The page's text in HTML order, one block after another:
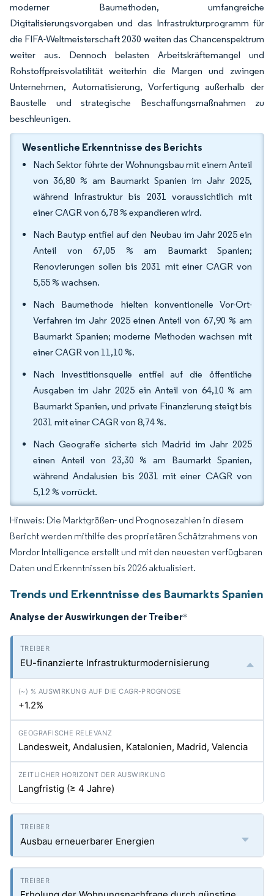
moderner Baumethoden, umfangreiche
Digitalisierungsvorgaben und das Infrastrukturprogramm für
die FIFA-Weltmeisterschaft 2030 weiten das Chancenspektrum
weiter aus. Dennoch belasten Arbeitskräftemangel und
Rohstoffpreisvolatilität weiterhin die Margen und zwingen
Unternehmen, Automatisierung, Vorfertigung außerhalb der
Baustelle und strategische Beschaffungsmaßnahmen zu
beschleunigen.
Wesentliche Erkenntnisse des Berichts
Nach Sektor führte der Wohnungsbau mit einem Anteil
von 36,80 % am Baumarkt Spanien im Jahr 2025,
während Infrastruktur bis 2031 voraussichtlich mit
einer CAGR von 6,78 % expandieren wird.
Nach Bautyp entfiel auf den Neubau im Jahr 2025 ein
Anteil von 67,05 % am Baumarkt Spanien;
Renovierungen sollen bis 2031 mit einer CAGR von
5,55 % wachsen.
Nach Baumethode hielten konventionelle Vor-Ort-
Verfahren im Jahr 2025 einen Anteil von 67,90 % am
Baumarkt Spanien; moderne Methoden wachsen mit
einer CAGR von 11,10 %.
Nach Investitionsquelle entfiel auf die öffentliche
Ausgaben im Jahr 2025 ein Anteil von 64,10 % am
Baumarkt Spanien, und private Finanzierung steigt bis
2031 mit einer CAGR von 8,74 %.
Nach Geografie sicherte sich Madrid im Jahr 2025
einen Anteil von 23,30 % am Baumarkt Spanien,
während Andalusien bis 2031 mit einer CAGR von
5,12 % vorrückt.
Hinweis: Die Marktgrößen- und Prognosezahlen in diesem
Bericht werden mithilfe des proprietären Schätzrahmens von
Mordor Intelligence erstellt und mit den neuesten verfügbaren
Daten und Erkenntnissen bis 2026 aktualisiert.
Trends und Erkenntnisse des Baumarkts Spanien
Analyse der Auswirkungen der Treiber*
EU-finanzierte Infrastrukturmodernisierung
+1.2%
Landesweit, Andalusien, Katalonien, Madrid, Valencia
Langfristig (≥ 4 Jahre)
Ausbau erneuerbarer Energien